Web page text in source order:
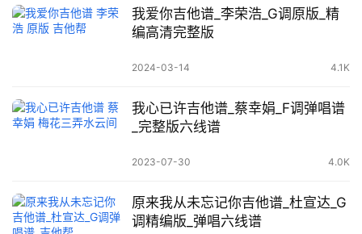
我爱你吉他谱_李荣浩_G调原版_精
编高清完整版
2024-03-14 4.1K
我心已许吉他谱_蔡幸娟_F调弹唱谱
_完整版六线谱
2023-07-30 4.0K
原来我从未忘记你吉他谱_杜宣达_G
调精编版_弹唱六线谱